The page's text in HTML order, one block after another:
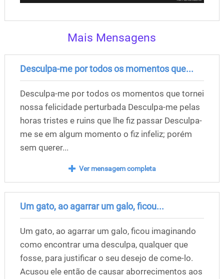
Mais Mensagens
Desculpa-me por todos os momentos que...
Desculpa-me por todos os momentos que tornei
nossa felicidade perturbada Desculpa-me pelas
horas tristes e ruins que lhe fiz passar Desculpa-
me se em algum momento o fiz infeliz; porém
sem querer...
Ver mensagem completa
Um gato, ao agarrar um galo, ficou...
Um gato, ao agarrar um galo, ficou imaginando
como encontrar uma desculpa, qualquer que
fosse, para justificar o seu desejo de come-lo.
Acusou ele então de causar aborrecimentos aos